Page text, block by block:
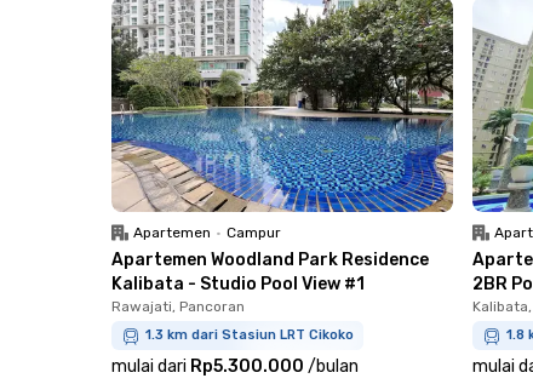
Apartemen • Campur
Apartemen Woodland Park Residence
Kalibata - Studio Pool View #1
Rawajati, Pancoran
1.3 km dari Stasiun LRT Cikoko
mulai dari Rp5.300.000 /bulan
2BR
1.8
mulai